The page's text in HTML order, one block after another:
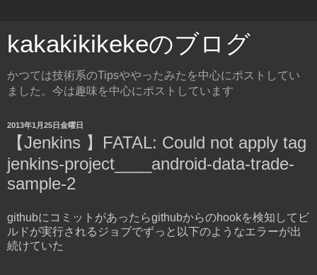
kakakikikekeのブログ
かつては技術系のTipsややったみたを中心にポストしてい
ました。今は趣味を中心にポストしています
2013年1月25日金曜日
【Jenkins 】FATAL: Could not apply tag
jenkins-project____android-data-trade-
sample-2
githubにコミットがあったらgithubからのhookを検知してビ
ルドが実行されるジョブでずっと以下のようなエラーが出
続けていた